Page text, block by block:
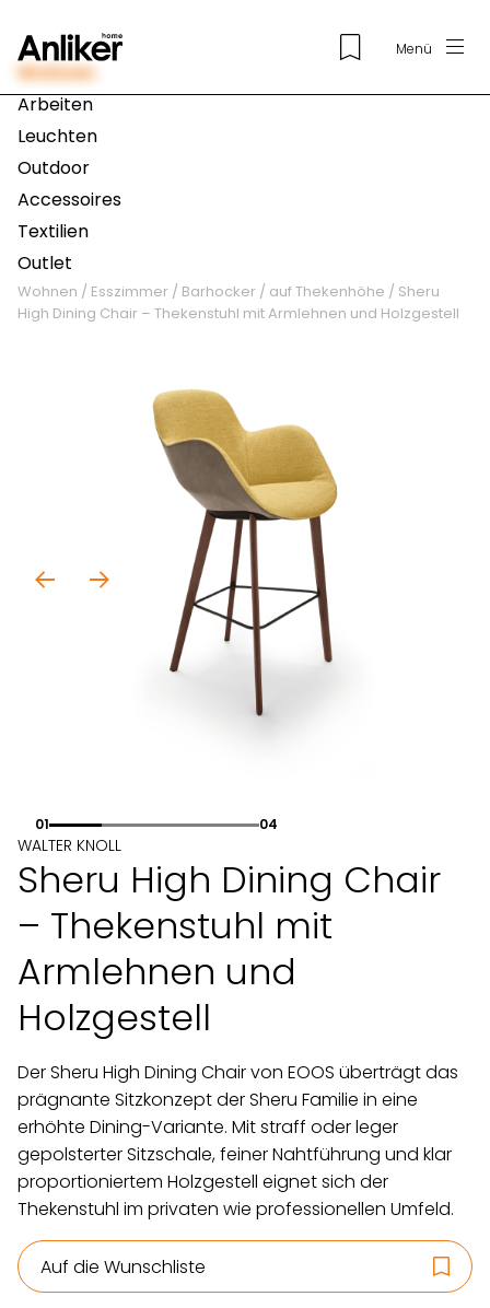
Menü
Wohnen
Arbeiten
Leuchten
Outdoor
Accessoires
Textilien
Outlet
Wohnen / Esszimmer / Barhocker / auf Thekenhöhe / Sheru
High Dining Chair – Thekenstuhl mit Armlehnen und Holzgestell
01 04
WALTER KNOLL
Sheru High Dining Chair
– Thekenstuhl mit
Armlehnen und
Holzgestell
Der Sheru High Dining Chair von EOOS überträgt das
prägnante Sitzkonzept der Sheru Familie in eine
erhöhte Dining-Variante. Mit straff oder leger
gepolsterter Sitzschale, feiner Nahtführung und klar
proportioniertem Holzgestell eignet sich der
Thekenstuhl im privaten wie professionellen Umfeld.
Auf die Wunschliste